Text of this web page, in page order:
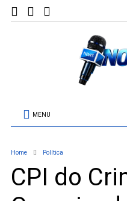
MENU
Home Política
CPI do